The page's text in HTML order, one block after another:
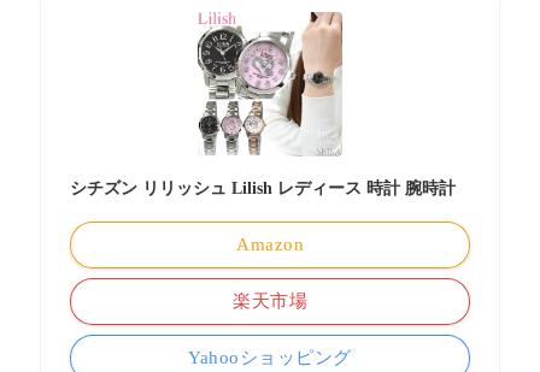
シチズン リリッシュ Lilish レディース 時計 腕時計
Amazon
楽天市場
Yahooショッピング